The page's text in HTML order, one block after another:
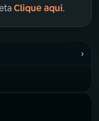
Clique aqui.
›